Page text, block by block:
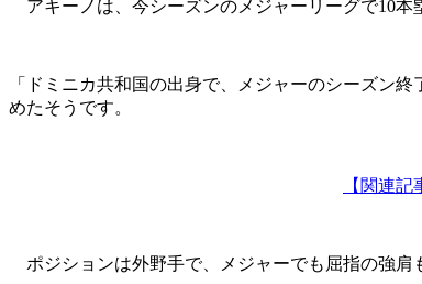
アキーノは、今シーズンのメジャーリーグで10本
「ドミニカ共和国の出身で、メジャーのシーズン
めたそうです。
【関連
ポジションは外野手で、メジャーでも屈指の強肩